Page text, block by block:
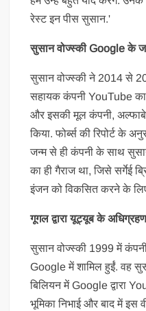
रेस्ट इन पीस सुसान.'
सुसान वोज्स्की Google के
सुसान वोज्स्की ने 2014 से
सहायक कंपनी YouTube का
और इसकी मूल कंपनी,
किया. फोर्ब्स की रिपोर्ट के
जन्म से ही कंपनी के साथ
का ही गैराज था, जिसे सर्गेई
इंजन को विकसित करने के लिए
गूगल द्वारा यूट्यूब के
सुसान वोज्स्की 1999 में
Google में शामिल हुईं. वह
बिलियन में Google द्वारा
भूमिका निभाई और बाद में इस